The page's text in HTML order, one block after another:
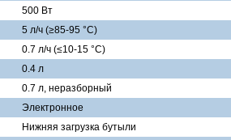
500 Вт
5 л/ч (≥85-95 °С)
0.7 л/ч (≤10-15 °С)
0.4 л
0.7 л, неразборный
Электронное
Нижняя загрузка бутыли